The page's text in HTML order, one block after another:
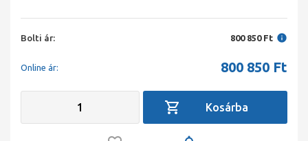
Bolti ár: 800 850 Ft
Online ár: 800 850 Ft